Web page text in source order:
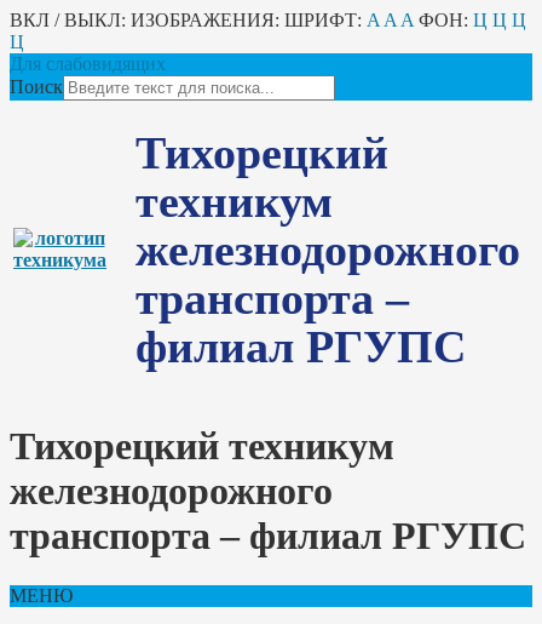
ВКЛ / ВЫКЛ: ИЗОБРАЖЕНИЯ: ШРИФТ: A A A ФОН: Ц Ц Ц
Ц
Для слабовидящих
Поиск
Тихорецкий
техникум
железнодорожного
транспорта –
филиал РГУПС
Тихорецкий техникум
железнодорожного
транспорта – филиал РГУПС
МЕНЮ